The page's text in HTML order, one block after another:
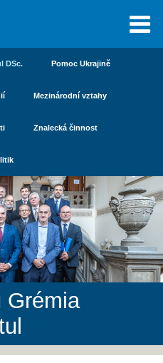
DSc. Pomoc Ukrajině
Mezinárodní vztahy
Znalecká činnost
Grémia